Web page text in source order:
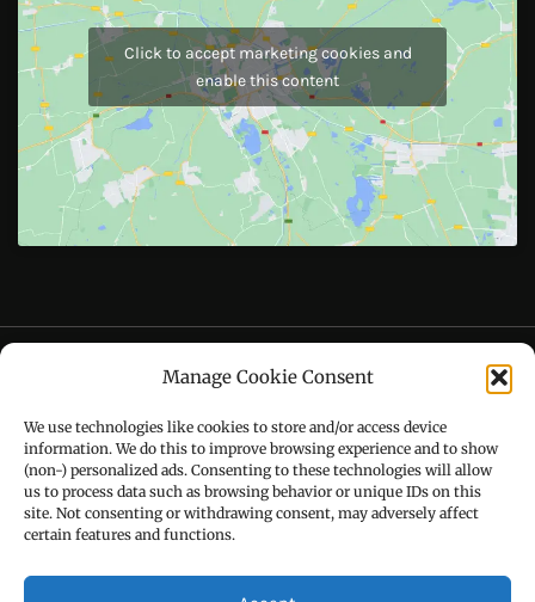
Manage Cookie Consent
We use technologies like cookies to store and/or access device
information. We do this to improve browsing experience and to show
(non-) personalized ads. Consenting to these technologies will allow
us to process data such as browsing behavior or unique IDs on this
site. Not consenting or withdrawing consent, may adversely affect
certain features and functions.
Like Us On
Follow Us On
Call : +91-94172-62777
Email : udaydarpannews@gmail.com